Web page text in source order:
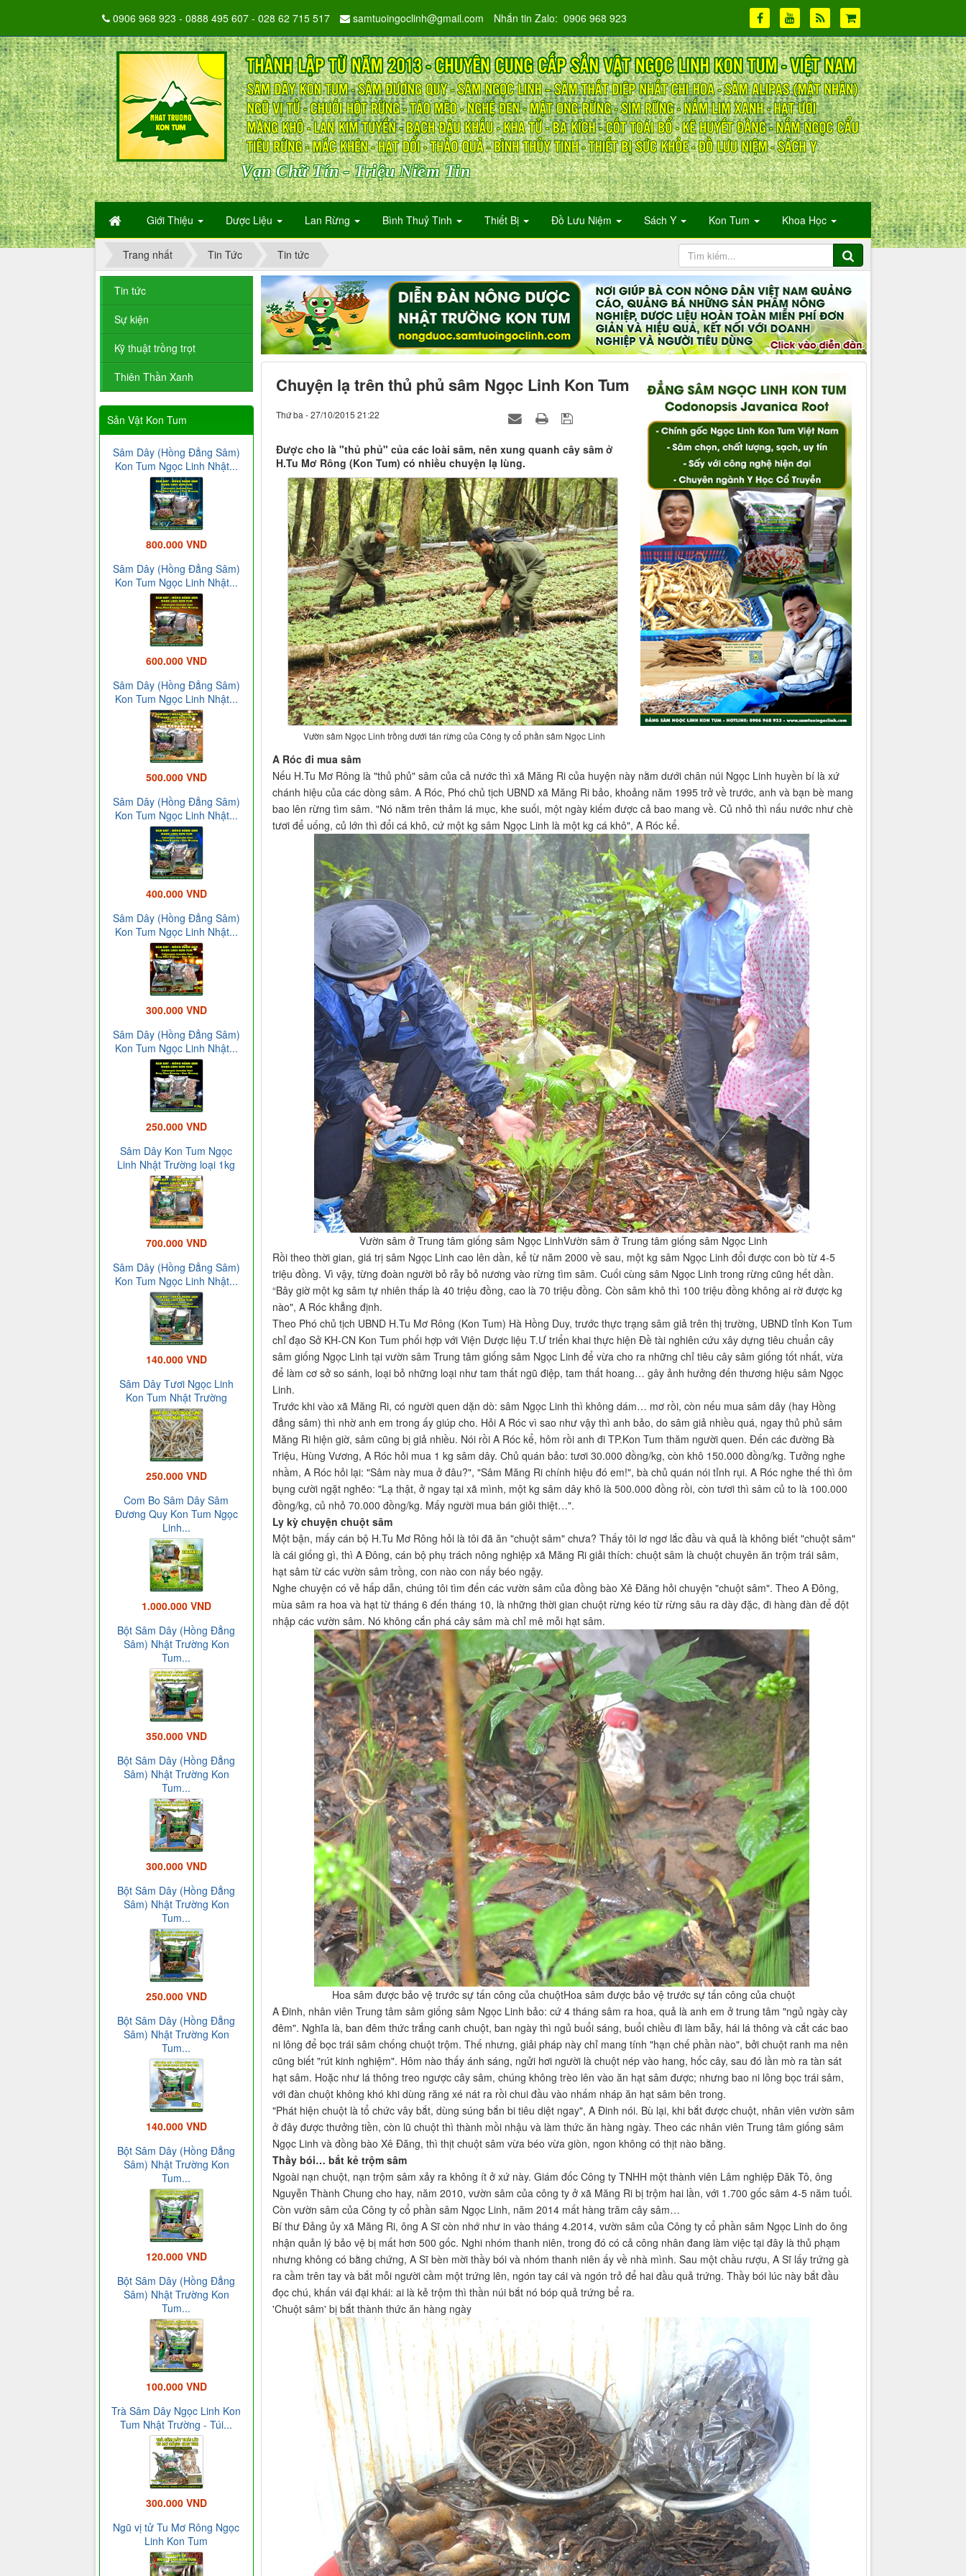
Vạn Chữ Tín - Triệu Niềm Tin
Giới Thiệu Dược Liệu Lan Rừng Bình Thuỷ Tinh Thiết Bị Đồ Lưu Niệm Sách Y Kon Tum Khoa Học
0906 968 923 - 0888 495 607 - 028 62 715 517 samtuoingoclinh@gmail.com Nhắn tin Zalo: 0906 968 923
Trang nhất Tin Tức Tin tức
Chuyện lạ trên thủ phủ sâm Ngọc Linh Kon Tum
Thứ ba - 27/10/2015 21:22
Được cho là "thủ phủ" của các loài sâm, nên xung quanh cây sâm ở
H.Tu Mơ Rông (Kon Tum) có nhiều chuyện lạ lùng.
Vườn sâm Ngọc Linh trồng dưới tán rừng của Công ty cổ phần sâm Ngọc Linh
A Róc đi mua sâm
Nếu H.Tu Mơ Rông là "thủ phủ" sâm của cả nước thì xã Măng Ri của huyện này nằm dưới chân núi Ngọc Linh huyền bí là xứ
chánh hiệu của các dòng sâm. A Róc, Phó chủ tịch UBND xã Măng Ri bảo, khoảng năm 1995 trở về trước, anh và bạn bè mang
bao lên rừng tìm sâm. "Nó nằm trên thảm lá mục, khe suối, một ngày kiếm được cả bao mang về. Củ nhỏ thì nấu nước như chè
tươi để uống, củ lớn thì đổi cá khô, cứ một kg sâm Ngọc Linh là một kg cá khô", A Róc kể.
Vườn sâm ở Trung tâm giống sâm Ngọc LinhVườn sâm ở Trung tâm giống sâm Ngọc Linh
Rồi theo thời gian, giá trị sâm Ngọc Linh cao lên dần, kể từ năm 2000 về sau, một kg sâm Ngọc Linh đổi được con bò từ 4-5
triệu đồng. Vì vậy, từng đoàn người bỏ rẫy bỏ nương vào rừng tìm sâm. Cuối cùng sâm Ngọc Linh trong rừng cũng hết dần.
“Bây giờ một kg sâm tự nhiên thấp là 40 triệu đồng, cao là 70 triệu đồng. Còn sâm khô thì 100 triệu đồng không ai rờ được kg
nào", A Róc khẳng định.
Theo Phó chủ tịch UBND H.Tu Mơ Rông (Kon Tum) Hà Hồng Duy, trước thực trạng sâm giả trên thị trường, UBND tỉnh Kon Tum
chỉ đạo Sở KH-CN Kon Tum phối hợp với Viện Dược liệu T.Ư triển khai thực hiện Đề tài nghiên cứu xây dựng tiêu chuẩn cây
sâm giống Ngọc Linh tại vườn sâm Trung tâm giống sâm Ngọc Linh để vừa cho ra những chỉ tiêu cây sâm giống tốt nhất, vừa
để làm cơ sở so sánh, loại bỏ những loại như tam thất ngũ điệp, tam thất hoang… gây ảnh hưởng đến thương hiệu sâm Ngọc
Linh.
Trước khi vào xã Măng Ri, có người quen dặn dò: sâm Ngọc Linh thì không dám… mơ rồi, còn nếu mua sâm dây (hay Hồng
đẳng sâm) thì nhờ anh em trong ấy giúp cho. Hỏi A Róc vì sao như vậy thì anh bảo, do sâm giả nhiều quá, ngay thủ phủ sâm
Măng Ri hiện giờ, sâm cũng bị giả nhiều. Nói rồi A Róc kể, hôm rồi anh đi TP.Kon Tum thăm người quen. Đến các đường Bà
Triệu, Hùng Vương, A Róc hỏi mua 1 kg sâm dây. Chủ quán bảo: tươi 30.000 đồng/kg, còn khô 150.000 đồng/kg. Tưởng nghe
nhầm, A Róc hỏi lại: "Sâm này mua ở đâu?", "Sâm Măng Ri chính hiệu đó em!", bà chủ quán nói tỉnh rụi. A Róc nghe thế thì ôm
bụng cười ngặt nghẽo: "Lạ thật, ở ngay tại xã mình, một kg sâm dây khô là 500.000 đồng rồi, còn tươi thì sâm củ to là 100.000
đồng/kg, củ nhỏ 70.000 đồng/kg. Mấy người mua bán giỏi thiệt…".
Ly kỳ chuyện chuột sâm
Một bận, mấy cán bộ H.Tu Mơ Rông hỏi là tôi đã ăn "chuột sâm" chưa? Thấy tôi lơ ngơ lắc đầu và quả là không biết "chuột sâm"
là cái giống gì, thì A Đông, cán bộ phụ trách nông nghiệp xã Măng Ri giải thích: chuột sâm là chuột chuyên ăn trộm trái sâm,
hạt sâm từ các vườn sâm trồng, con nào con nấy béo ngậy.
Nghe chuyện có vẻ hấp dẫn, chúng tôi tìm đến các vườn sâm của đồng bào Xê Đăng hỏi chuyện "chuột sâm". Theo A Đông,
mùa sâm ra hoa và hạt từ tháng 6 đến tháng 10, là những thời gian chuột rừng kéo từ rừng sâu ra dày đặc, đi hàng đàn để đột
nhập các vườn sâm. Nó không cắn phá cây sâm mà chỉ mê mỗi hạt sâm.
Hoa sâm được bảo vệ trước sự tấn công của chuộtHoa sâm được bảo vệ trước sự tấn công của chuột
A Đinh, nhân viên Trung tâm sâm giống sâm Ngọc Linh bảo: cứ 4 tháng sâm ra hoa, quả là anh em ở trung tâm "ngủ ngày cày
đêm". Nghĩa là, ban đêm thức trắng canh chuột, ban ngày thì ngủ buổi sáng, buổi chiều đi làm bẫy, hái lá thông và cắt các bao
ni lông để bọc trái sâm chống chuột trộm. Thế nhưng, giải pháp này chỉ mang tính "hạn chế phần nào", bởi chuột ranh ma nên
cũng biết "rút kinh nghiệm". Hôm nào thấy ánh sáng, ngửi hơi người là chuột nép vào hang, hốc cây, sau đó lần mò ra tàn sát
hạt sâm. Hoặc như lá thông treo ngược cây sâm, chúng không trèo lên vào ăn hạt sâm được; nhưng bao ni lông bọc trái sâm,
với đàn chuột không khó khi dùng răng xé nát ra rồi chui đầu vào nhấm nháp ăn hạt sâm bên trong.
"Phát hiện chuột là tổ chức vây bắt, dùng súng bắn bi tiêu diệt ngay", A Đinh nói. Bù lại, khi bắt được chuột, nhân viên vườn sâm
ở đây được thưởng tiền, còn lũ chuột thì thành mồi nhậu và làm thức ăn hàng ngày. Theo các nhân viên Trung tâm giống sâm
Ngọc Linh và đồng bào Xê Đăng, thì thịt chuột sâm vừa béo vừa giòn, ngon không có thịt nào bằng.
Thầy bói… bắt kẻ trộm sâm
Ngoài nạn chuột, nạn trộm sâm xảy ra không ít ở xứ này. Giám đốc Công ty TNHH một thành viên Lâm nghiệp Đăk Tô, ông
Nguyễn Thành Chung cho hay, năm 2010, vườn sâm của công ty ở xã Măng Ri bị trộm hai lần, với 1.700 gốc sâm 4-5 năm tuổi.
Còn vườn sâm của Công ty cổ phần sâm Ngọc Linh, năm 2014 mất hàng trăm cây sâm…
Bí thư Đảng ủy xã Măng Ri, ông A Sĩ còn nhớ như in vào tháng 4.2014, vườn sâm của Công ty cổ phần sâm Ngọc Linh do ông
nhận quản lý bảo vệ bị mất hơn 500 gốc. Nghi nhóm thanh niên, trong đó có cả công nhân đang làm việc tại đây là thủ phạm
nhưng không có bằng chứng, A Sĩ bèn mời thầy bói và nhóm thanh niên ấy về nhà mình. Sau một chầu rượu, A Sĩ lấy trứng gà
ra cầm trên tay và bắt mỗi người cầm một trứng lên, ngón tay cái và ngón trỏ để hai đầu quả trứng. Thầy bói lúc này bắt đầu
đọc chú, khấn vái đại khái: ai là kẻ trộm thì thần núi bắt nó bóp quả trứng bể ra.
'Chuột sâm' bị bắt thành thức ăn hàng ngày
Tin tức
Sự kiện
Kỹ thuật trồng trọt
Thiên Thần Xanh
Sản Vật Kon Tum
Sâm Dây (Hồng Đẳng Sâm)
Kon Tum Ngọc Linh Nhật...
800.000 VND
Sâm Dây (Hồng Đẳng Sâm)
Kon Tum Ngọc Linh Nhật...
600.000 VND
Sâm Dây (Hồng Đẳng Sâm)
Kon Tum Ngọc Linh Nhật...
500.000 VND
Sâm Dây (Hồng Đẳng Sâm)
Kon Tum Ngọc Linh Nhật...
400.000 VND
Sâm Dây (Hồng Đẳng Sâm)
Kon Tum Ngọc Linh Nhật...
300.000 VND
Sâm Dây (Hồng Đẳng Sâm)
Kon Tum Ngọc Linh Nhật...
250.000 VND
Sâm Dây Kon Tum Ngọc
Linh Nhật Trường loại 1kg
700.000 VND
Sâm Dây (Hồng Đẳng Sâm)
Kon Tum Ngọc Linh Nhật...
140.000 VND
Sâm Dây Tươi Ngọc Linh
Kon Tum Nhật Trường
250.000 VND
Com Bo Sâm Dây Sâm
Đương Quy Kon Tum Ngọc
Linh...
1.000.000 VND
Bột Sâm Dây (Hồng Đẳng
Sâm) Nhật Trường Kon
Tum...
350.000 VND
Bột Sâm Dây (Hồng Đẳng
Sâm) Nhật Trường Kon
Tum...
300.000 VND
Bột Sâm Dây (Hồng Đẳng
Sâm) Nhật Trường Kon
Tum...
250.000 VND
Bột Sâm Dây (Hồng Đẳng
Sâm) Nhật Trường Kon
Tum...
140.000 VND
Bột Sâm Dây (Hồng Đẳng
Sâm) Nhật Trường Kon
Tum...
120.000 VND
Bột Sâm Dây (Hồng Đẳng
Sâm) Nhật Trường Kon
Tum...
100.000 VND
Trà Sâm Dây Ngọc Linh Kon
Tum Nhật Trường - Túi...
300.000 VND
Ngũ vị tử Tu Mơ Rông Ngọc
Linh Kon Tum